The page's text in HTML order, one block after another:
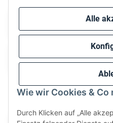
Alle
Wie wir Cookies & Co
Durch Klicken auf „Alle
Wir versenden via: